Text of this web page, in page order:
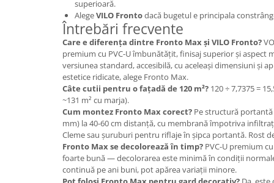
superioară.
AlegeVILO Frontodacă bugetul e principala
Întrebări frecvente
Care e diferența dintre Fronto Max și VILO Fronto?
premium cu PVC-U îmbunătățit, finisaj superior și aspect
versiunea standard, accesibilă, cu aceleași dimensiuni și
estetice ridicate, alege Fronto Max.
Câte cutii pentru o fațadă de 120 m²? 120 ÷ 7,7375 =
~131 m² cu marja).
Cum montez Fronto Max corect? Pe structură
mm) la 40-60 cm distanță, cu membrană împotriva
Cleme sau șuruburi pentru riflaje în șipca portantă. Rost
Fronto Max se decolorează în timp? PVC-U premium
foarte bună — decolorarea este minimă în condiții
continuă pe ani buni, pot apărea variații minore.